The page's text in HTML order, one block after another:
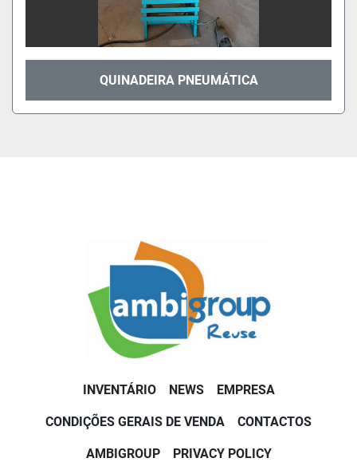
QUINADEIRA PNEUMÁTICA
INVENTÁRIO NEWS EMPRESA
CONDIÇÕES GERAIS DE VENDA CONTACTOS
AMBIGROUP PRIVACY POLICY